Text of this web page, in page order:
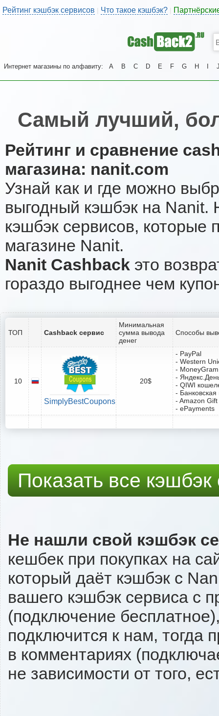
Рейтинг кэшбэк сервисов | Что такое кэшбэк?
Интернет магазины по алфавиту: A B C D E F G H
Самый лучший,
Рейтинг и сравнение
магазина: nanit.com
Узнай как и где можно
выгодный кэшбэк на Nanit.
кэшбэк сервисов, которые
магазине Nanit.
Nanit Cashback это
гораздо выгоднее чем
ТОП Cashback сервис
Минимальная
сумма вывода
денег
Способы
10
SimplyBestCoupons
20$
- PayPal
- Western
- MoneyGram
-
- QIWI
-
- Amazon
- ePayments
Показать все
Не нашли свой кэшбэк
кешбек при покупках на
который даёт кэшбэк с
вашего кэшбэк сервиса с
(подключение
подключится к нам, тогда
в комментариях
не зависимости от того,